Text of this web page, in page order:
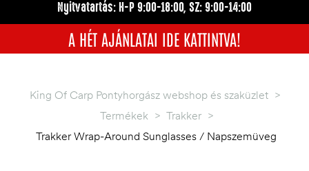
Nyitvatartás: H-P 9:00-18:00, SZ: 9:00-14:00
A HÉT AJÁNLATAI IDE KATTINTVA!
King Of Carp Pontyhorgász webshop és szaküzlet >
Termékek > Trakker >
Trakker Wrap-Around Sunglasses / Napszemüveg